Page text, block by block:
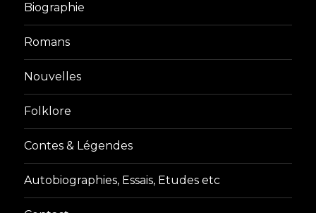
Biographie
Romans
Nouvelles
Folklore
Contes & Légendes
Autobiographies, Essais, Etudes etc